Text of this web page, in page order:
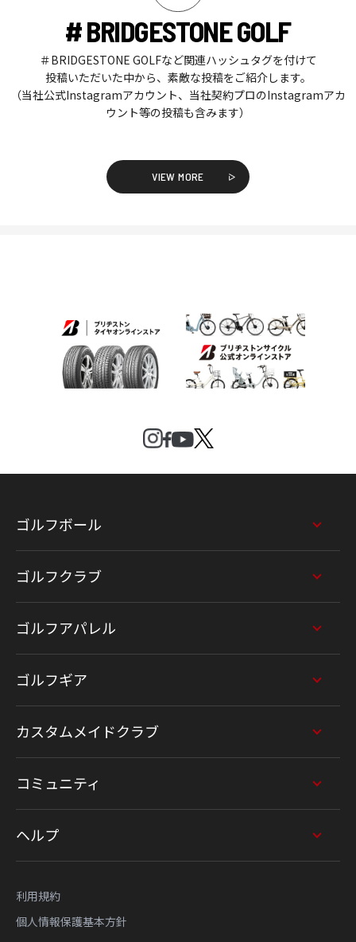
# BRIDGESTONE GOLF
＃BRIDGESTONE GOLFなど関連ハッシュタグを付けて
投稿いただいた中から、素敵な投稿をご紹介します。
（当社公式Instagramアカウント、当社契約プロのInstagramアカ
ウント等の投稿も含みます）
VIEW MORE
ゴルフボール
ゴルフクラブ
ゴルフアパレル
ゴルフギア
カスタムメイドクラブ
コミュニティ
ヘルプ
利用規約
個人情報保護基本方針